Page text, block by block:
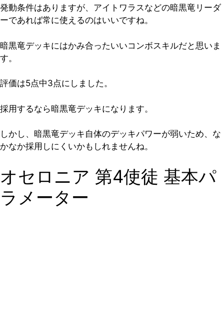
発動条件はありますが、 アイトワラスなどの暗黒竜リーダ
ーであれば常に使えるのはいいですね。
暗黒竜デッキにはかみ合ったいいコンボスキルだと思いま
す。
評価は5点中3点にしました。
採用するなら暗黒竜デッキになります。
しかし、暗黒竜デッキ自体のデッキパワーが弱いため、な
かなか採用しにくいかもしれませんね。
オセロニア 第4使徒 基本パ
ラメーター